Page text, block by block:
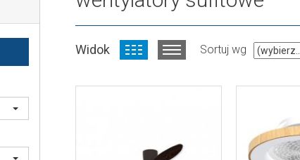
Widok Sortuj wg